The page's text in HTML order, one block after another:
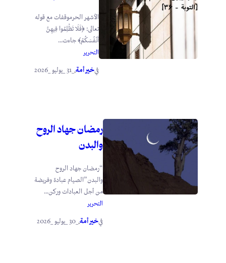
الأشهر الحرموقفات مع قوله
تعالى: ﴿فَلَا تَظْلِمُوا فِيهِنَّ
أَنْفُسَكُمْ﴾ جاءت...
التحرير
فيخير أمة. _31 _يوليو _2026
رمضان جهاد الروح
والبدن
“رمضان جهاد الروح
والبدن”الصيام عبادة وفريضة
من أجل العبادات وركن...
التحرير
فيخير أمة.